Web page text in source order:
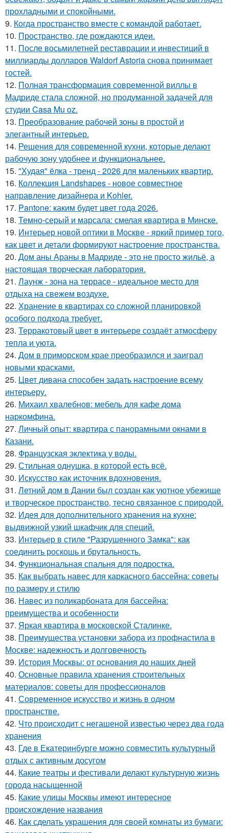
прохладными и спокойными.
9. Когда пространство вместе с командой работает.
10. Пространство, где рождаются идеи.
11. После восьмилетней реставрации и инвестиций в
миллиарды долларов Waldorf Astoria снова принимает
гостей.
12. Полная трансформация современной виллы в
Мадриде стала сложной, но продуманной задачей для
студии Casa Mu oz.
13. Преобразование рабочей зоны в простой и
элегантный интерьер.
14. Решения для современной кухни, которые делают
рабочую зону удобнее и функциональнее.
15. "Худая" ёлка - тренд - 2026 для маленьких квартир.
16. Коллекция Landshapes - новое совместное
направление дизайнера и Kohler.
17. Pantone: каким будет цвет года 2026.
18. Темно-серый и марсала: смелая квартира в Минске.
19. Интерьер новой оптики в Москве - яркий пример того,
как цвет и детали формируют настроение пространства.
20. Дом аны Араны в Мадриде - это не просто жильё, а
настоящая творческая лаборатория.
21. Лаунж - зона на террасе - идеальное место для
отдыха на свежем воздухе.
22. Хранение в квартирах со сложной планировкой
особого подхода требует.
23. Терракотовый цвет в интерьере создаёт атмосферу
тепла и уюта.
24. Дом в приморском крае преобразился и заиграл
новыми красками.
25. Цвет дивана способен задать настроение всему
интерьеру.
26. Михаил хвалебнов: мебель для кафе дома
наркомфина.
27. Личный опыт: квартира с панорамными окнами в
Казани.
28. Французская эклектика у воды.
29. Стильная однушка, в которой есть всё.
30. Искусство как источник вдохновения.
31. Летний дом в Дании был создан как уютное убежище
и творческое пространство, тесно связанное с природой.
32. Идея для дополнительного хранения на кухне:
выдвижной узкий шкафчик для специй.
33. Интерьер в стиле "Разрушенного Замка": как
соединить роскошь и брутальность.
34. Функциональная спальня для подростка.
35. Как выбрать навес для каркасного бассейна: советы
по размеру и стилю
36. Навес из поликарбоната для бассейна:
преимущества и особенности
37. Яркая квартира в московской Сталинке.
38. Преимущества установки забора из профнастила в
Москве: надежность и долговечность
39. История Москвы: от основания до наших дней
40. Основные правила хранения строительных
материалов: советы для профессионалов
41. Современное искусство и жизнь в одном
пространстве.
42. Что происходит с негашеной известью через два года
хранения
43. Где в Екатеринбурге можно совместить культурный
отдых с активным досугом
44. Какие театры и фестивали делают культурную жизнь
города насыщенной
45. Какие улицы Москвы имеют интересное
происхождение названия
46. Как сделать украшения для своей комнаты из бумаги: